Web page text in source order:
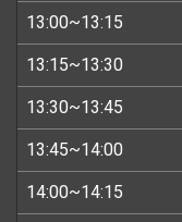
13:00~13:15
13:15~13:30
13:30~13:45
13:45~14:00
14:00~14:15